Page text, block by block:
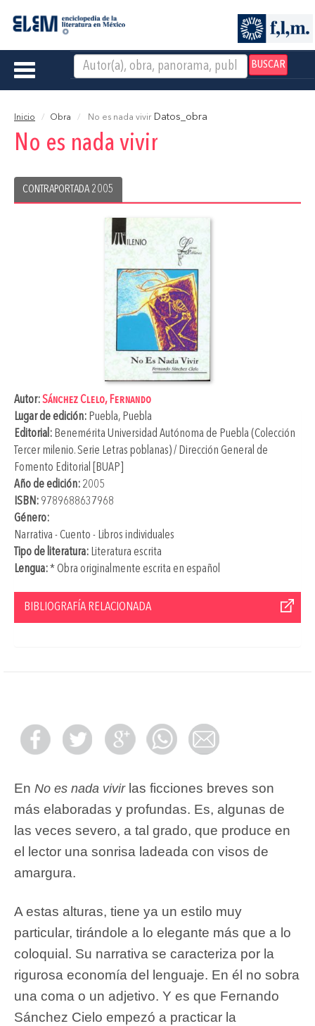
BUSCAR
Toggle
Inicio Obra No es nada vivir Datos_obra
No es nada vivir
CONTRAPORTADA 2005
Autor:Sánchez Clelo, Fernando
Lugar de edición: Puebla, Puebla
Editorial: Benemérita Universidad Autónoma de Puebla (Colección
Tercer milenio. Serie Letras poblanas) / Dirección General de
Fomento Editorial [BUAP]
Año de edición: 2005
ISBN: 9789688637968
Género:
Narrativa - Cuento - Libros individuales
Tipo de literatura: Literatura escrita
Lengua:* Obra originalmente escrita en español
BIBLIOGRAFÍA RELACIONADA
En No es nada vivirlas ficciones breves son
más elaboradas y profundas. Es, algunas de
las veces severo, a tal grado, que produce en
el lector una sonrisa ladeada con visos de
amargura.
A estas alturas, tiene ya un estilo muy
particular, tirándole a lo elegante más que a lo
coloquial. Su narrativa se caracteriza por la
rigurosa economía del lenguaje. En él no sobra
una coma o un adjetivo. Y es que Fernando
Sánchez Cielo empezó a practicar la